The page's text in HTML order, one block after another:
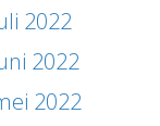
2022
2022
2022